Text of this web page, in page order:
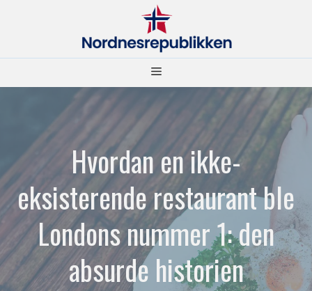
Meny
Hvordan en ikke-
eksisterende restaurant ble
Londons nummer 1: den
absurde historien